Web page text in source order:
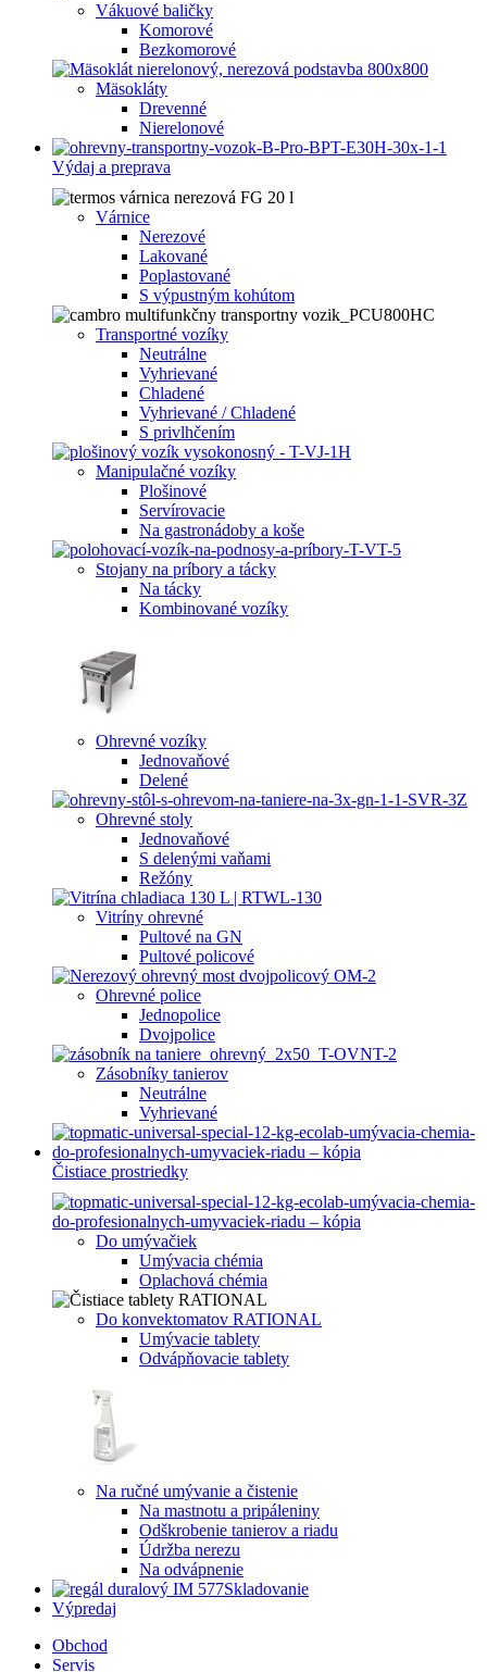
Vákuové baličky
Komorové
Bezkomorové
Mäsokláty
Drevenné
Nierelonové
Výdaj a preprava
Várnice
Nerezové
Lakované
Poplastované
S výpustným kohútom
Transportné vozíky
Neutrálne
Vyhrievané
Chladené
Vyhrievané / Chladené
S privlhčením
Manipulačné vozíky
Plošinové
Servírovacie
Na gastronádoby a koše
Stojany na príbory a tácky
Na tácky
Kombinované vozíky
Ohrevné vozíky
Jednovaňové
Delené
Ohrevné stoly
Jednovaňové
S delenými vaňami
Režóny
Vitríny ohrevné
Pultové na GN
Pultové policové
Ohrevné police
Jednopolice
Dvojpolice
Zásobníky tanierov
Neutrálne
Vyhrievané
Čistiace prostriedky
Do umývačiek
Umývacia chémia
Oplachová chémia
Do konvektomatov RATIONAL
Umývacie tablety
Odvápňovacie tablety
Na ručné umývanie a čistenie
Na mastnotu a pripáleniny
Odškrobenie tanierov a riadu
Údržba nerezu
Na odvápnenie
Skladovanie
Výpredaj
Obchod
Servis